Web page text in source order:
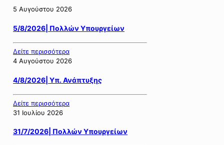
5 Αυγούστου 2026
5/8/2026| Πολλών Υπουργείων
Δείτε περισσότερα
4 Αυγούστου 2026
4/8/2026| Υπ. Ανάπτυξης
Δείτε περισσότερα
31 Ιουλίου 2026
31/7/2026| Πολλών Υπουργείων